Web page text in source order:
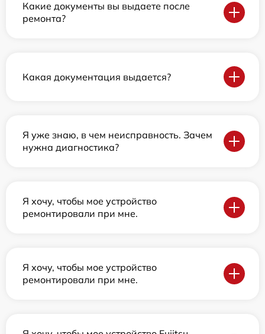
Какие документы вы выдаете после
ремонта?
Какая документация выдается?
Я уже знаю, в чем неисправность. Зачем
нужна диагностика?
Я хочу, чтобы мое устройство
ремонтировали при мне.
Я хочу, чтобы мое устройство
ремонтировали при мне.